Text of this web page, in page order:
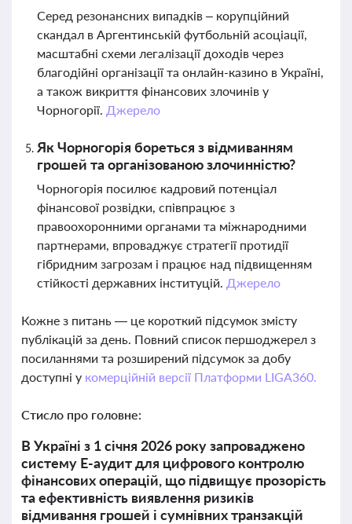
Серед резонансних випадків – корупційний
скандал в Аргентинській футбольній асоціації,
масштабні схеми легалізації доходів через
благодійні організації та онлайн-казино в Україні,
а також викриття фінансових злочинів у
Чорногорії. Джерело
Як Чорногорія бореться з відмиванням
грошей та організованою злочинністю?
Чорногорія посилює кадровий потенціал
фінансової розвідки, співпрацює з
правоохоронними органами та міжнародними
партнерами, впроваджує стратегії протидії
гібридним загрозам і працює над підвищенням
стійкості державних інституцій. Джерело
Кожне з питань — це короткий підсумок змісту
публікацій за день. Повний список першоджерел з
посиланнями та розширений підсумок за добу
доступні у комерційній версії Платформи LIGA360.
Стисло про головне:
В Україні з 1 січня 2026 року запроваджено
систему Е-аудит для цифрового контролю
фінансових операцій, що підвищує прозорість
та ефективність виявлення ризиків
відмивання грошей і сумнівних транзакцій